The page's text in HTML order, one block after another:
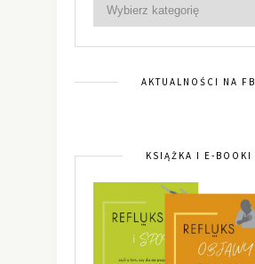
AKTUALNOŚCI NA FB
KSIĄŻKA I E-BOOKI